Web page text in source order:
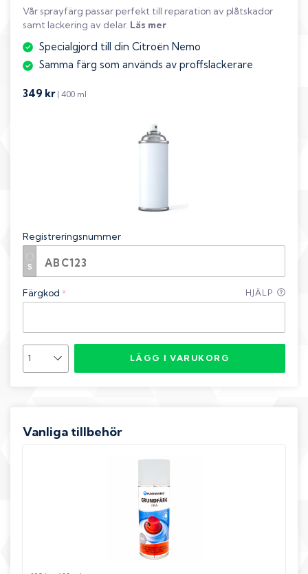
Vår sprayfärg passar perfekt till reparation av plåtskador
samt lackering av delar. Läs mer
Specialgjord till din Citroën Nemo
Samma färg som används av proffslackerare
349 kr| 400 ml
Registreringsnummer
Färgkod * HJÄLP
LÄGG I VARUKORG
Vanliga tillbehör